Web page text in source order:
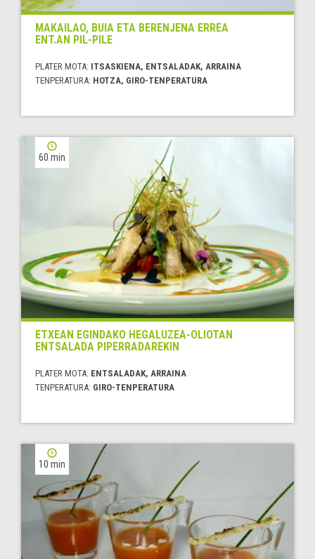
MAKAILAO, BUIA ETA BERENJENA ERREA
ENT.AN PIL-PILE
PLATER MOTA: ITSASKIENA, ENTSALADAK, ARRAINA
TENPERATURA: HOTZA, GIRO-TENPERATURA
60 min
ETXEAN EGINDAKO HEGALUZEA-OLIOTAN
ENTSALADA PIPERRADAREKIN
PLATER MOTA: ENTSALADAK, ARRAINA
TENPERATURA: GIRO-TENPERATURA
10 min